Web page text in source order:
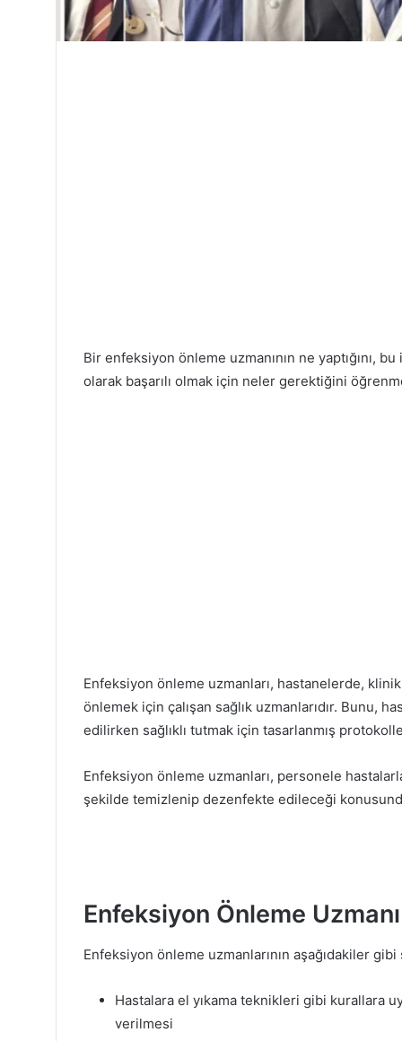
Bir enfeksiyon önleme uzmanının ne yaptığını,
olarak başarılı olmak için neler gerektiğini
Enfeksiyon önleme uzmanları, hastanelerde,
önlemek için çalışan sağlık uzmanlarıdır. Bunu,
edilirken sağlıklı tutmak için tasarlanmış
Enfeksiyon önleme uzmanları, personele
şekilde temizlenip dezenfekte edileceği
Enfeksiyon Önleme
Enfeksiyon önleme uzmanlarının aşağıdakiler
Hastalara el yıkama teknikleri gibi kurallara
verilmesi